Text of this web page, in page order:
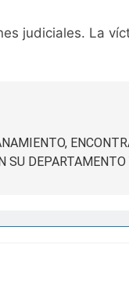
judiciales. La
SU